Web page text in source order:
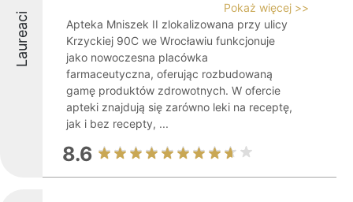
Laureaci
Pokaż więcej >>
Apteka Mniszek II zlokalizowana przy ulicy
Krzyckiej 90C we Wrocławiu funkcjonuje
jako nowoczesna placówka
farmaceutyczna, oferując rozbudowaną
gamę produktów zdrowotnych. W ofercie
apteki znajdują się zarówno leki na receptę,
jak i bez recepty, ...
8.6